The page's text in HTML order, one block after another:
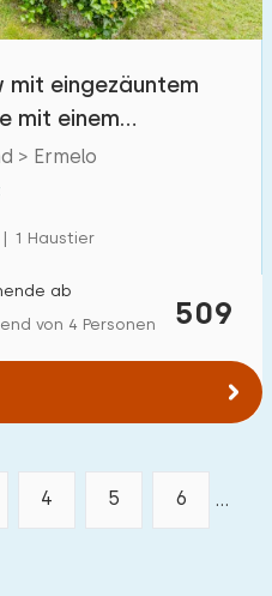
mit eingezäuntem
mit einem
> Ermelo
| 1 Haustier
509
ab
von 4 Personen
4 5 6 ...